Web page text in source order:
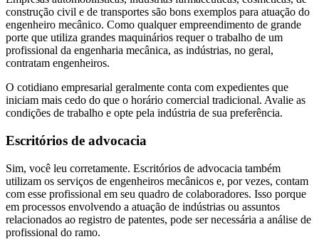
construção civil e de transportes são bons exemplos para atuação do
engenheiro mecânico. Como qualquer empreendimento de grande
porte que utiliza grandes maquinários requer o trabalho de um
profissional da engenharia mecânica, as indústrias, no geral,
contratam engenheiros.
O cotidiano empresarial geralmente conta com expedientes que
iniciam mais cedo do que o horário comercial tradicional. Avalie as
condições de trabalho e opte pela indústria de sua preferência.
Escritórios de advocacia
Sim, você leu corretamente. Escritórios de advocacia também
utilizam os serviços de engenheiros mecânicos e, por vezes, contam
com esse profissional em seu quadro de colaboradores. Isso porque
em processos envolvendo a atuação de indústrias ou assuntos
relacionados ao registro de patentes, pode ser necessária a análise de
profissional do ramo.